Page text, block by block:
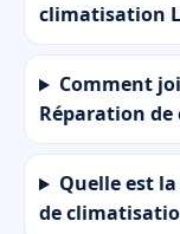
climatisation
Comment
Réparation
Quelle est
de